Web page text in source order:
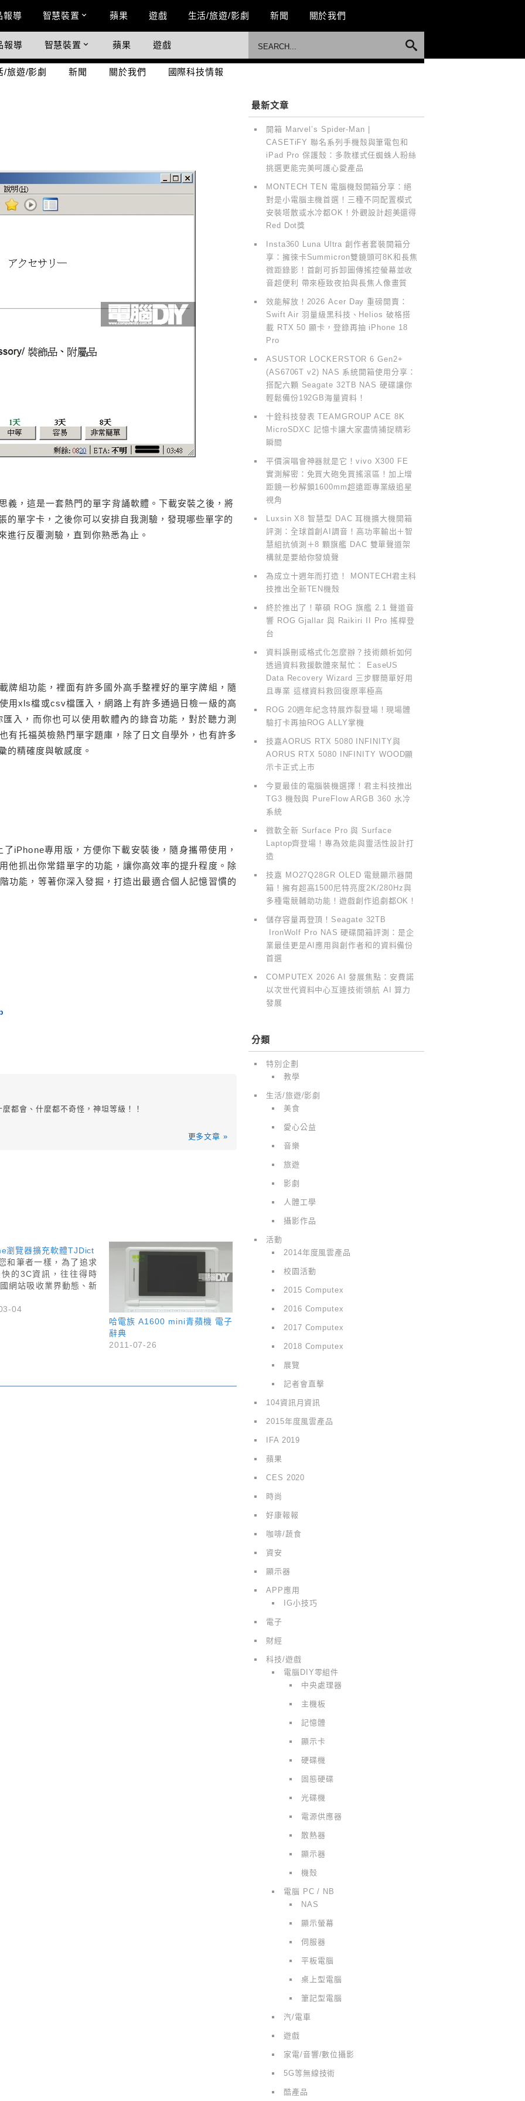
Menu
報導 智慧裝置 蘋果 遊戲 生活/旅遊/影劇 新聞 關於我們
技情報
報導 智慧裝置 蘋果 遊戲
/旅遊/影劇 新聞 關於我們 國際科技情報
義，這是一套熱門的單字背誦軟體。下載安裝之後，將
的單字卡，之後你可以安排自我測驗，發現哪些單字的
進行反覆測驗，直到你熟悉為止。
牌組功能，裡面有許多國外高手整裡好的單字牌組，隨
用xls檔或csv檔匯入，網路上有許多通過日檢一級的高
入，而你也可以使用軟體內的錄音功能，對於聽力測
有托福英檢熱門單字題庫，除了日文自學外，也有許多
的精確度與敏感度。
iPhone專用版，方便你下載安裝後，隨身攜帶使用，
他抓出你常錯單字的功能，讓你高效率的提升程度。除
功能，等著你深入發掘，打造出最適合個人記憶習慣的
都會、什麼都不奇怪，神坦等級！！
更多文章 »
瀏覽器擴充軟體TJDict
筆者一樣，為了追求
的3C資訊，往往得時
網站吸收業界動態、新
04
哈電族 A1600 mini青蘋機 電子
辭典
2011-07-26
最新文章
開箱 Marvel’s Spider-Man |
CASETiFY 聯名系列手機殼與筆電包和
iPad Pro 保護殼：多款樣式任蜘蛛人粉絲
挑選更能完美呵護心愛產品
MONTECH TEN 電腦機殼開箱分享：絕
對是小電腦主機首選！三種不同配置模式
安裝塔散或水冷都OK！外觀設計超美還得
Red Dot獎
Insta360 Luna Ultra 創作者套裝開箱分
享：擁徠卡Summicron雙鏡頭可8K和長焦
微距錄影！首創可拆卸圖傳搖控螢幕並收
音超便利 帶來極致夜拍與長焦人像畫質
效能解放！2026 Acer Day 重磅開賣：
Swift Air 羽量級黑科技、Helios 破格搭
載 RTX 50 顯卡，登錄再抽 iPhone 18
Pro
ASUSTOR LOCKERSTOR 6 Gen2+
(AS6706T v2) NAS 系統開箱使用分享：
搭配六顆 Seagate 32TB NAS 硬碟讓你
輕鬆備份192GB海量資料！
十銓科技發表 TEAMGROUP ACE 8K
MicroSDXC 記憶卡讓大家盡情捕捉精彩
瞬間
平價演唱會神器就是它！vivo X300 FE
實測解密：免買大砲免買搖滾區！加上增
距鏡一秒解鎖1600mm超遠距專業級追星
視角
Luxsin X8 智慧型 DAC 耳機擴大機開箱
評測：全球首創AI調音！高功率輸出＋智
慧組抗偵測＋8 顆旗艦 DAC 雙單聲道架
構就是要給你發燒聲
為成立十週年而打造！ MONTECH君主科
技推出全新TEN機殼
終於推出了！華碩 ROG 旗艦 2.1 聲道音
響 ROG Gjallar 與 Raikiri II Pro 搖桿登
台
資料誤刪或格式化怎麼辦？技術頗析如何
透過資料救援軟體來幫忙： EaseUS
Data Recovery Wizard 三步驟簡單好用
且專業 這樣資料救回復原率極高
ROG 20週年紀念特展炸裂登場！現場體
驗打卡再抽ROG ALLY掌機
技嘉AORUS RTX 5080 INFINITY與
AORUS RTX 5080 INFINITY WOOD顯
示卡正式上市
今夏最佳的電腦裝機選擇！君主科技推出
TG3 機殼與 PureFlow ARGB 360 水冷
系統
微軟全新 Surface Pro 與 Surface
Laptop齊登場！專為效能與靈活性設計打
造
技嘉 MO27Q28GR OLED 電競顯示器開
箱！擁有超高1500尼特亮度2K/280Hz與
多種電競輔助功能！遊戲創作追劇都OK！
儲存容量再登頂！Seagate 32TB
IronWolf Pro NAS 硬碟開箱評測：是企
業最佳更是AI應用與創作者和的資料備份
首選
COMPUTEX 2026 AI 發展焦點：安費諾
以次世代資料中心互連技術領航 AI 算力
發展
分類
特別企劃
教學
生活/旅遊/影劇
美食
愛心公益
音樂
旅遊
影劇
人體工學
攝影作品
活動
2014年度風雲產品
校園活動
2015 Computex
2016 Computex
2017 Computex
2018 Computex
展覽
記者會直擊
104資訊月資訊
2015年度風雲產品
IFA 2019
蘋果
CES 2020
時尚
好康報報
咖啡/蔬食
資安
顯示器
APP應用
IG小技巧
電子
財經
科技/遊戲
電腦DIY零組件
中央處理器
主機板
記憶體
顯示卡
硬碟機
固態硬碟
光碟機
電源供應器
散熱器
顯示器
機殼
電腦 PC / NB
NAS
顯示螢幕
伺服器
平板電腦
桌上型電腦
筆記型電腦
汽/電車
遊戲
家電/音響/數位攝影
5G等無線技術
酷產品